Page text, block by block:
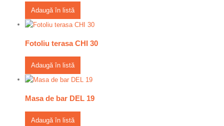
Adaugă în listă
Fotoliu terasa CHI 30
Adaugă în listă
Masa de bar DEL 19
Adaugă în listă